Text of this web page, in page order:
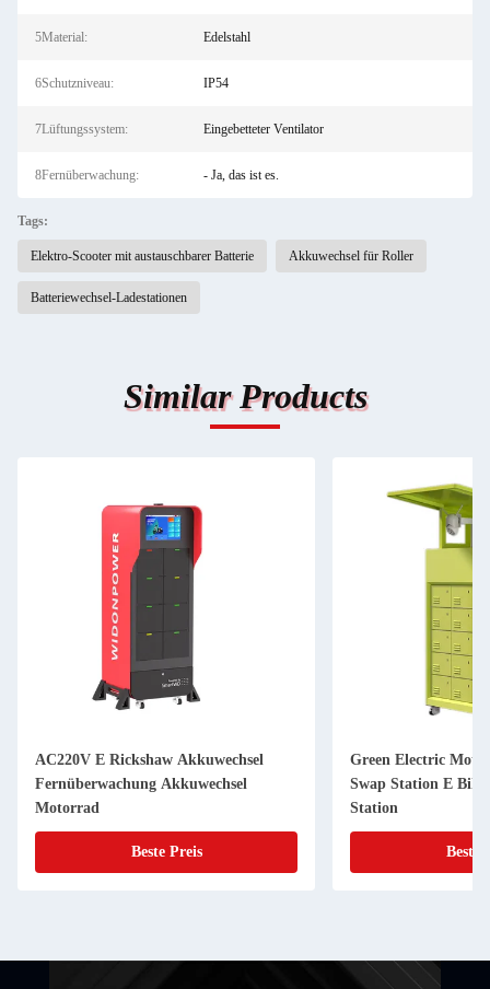
5Material: Edelstahl
6Schutzniveau: IP54
7Lüftungssystem: Eingebetteter Ventilator
8Fernüberwachung: - Ja, das ist es.
Tags:
Elektro-Scooter mit austauschbarer Batterie Akkuwechsel für Roller
Batteriewechsel-Ladestationen
Similar Products
AC220V E Rickshaw Akkuwechsel
Fernüberwachung Akkuwechsel
Motorrad
Beste Preis
Green Electric
Swap Station E
Station
Beste